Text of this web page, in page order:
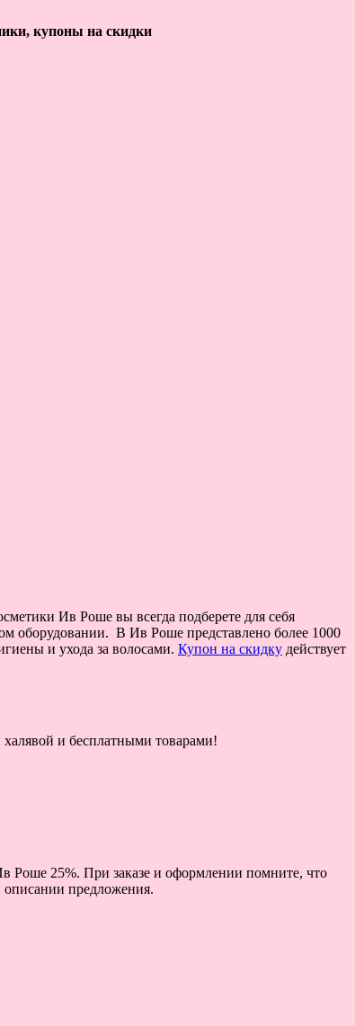
купоны на скидки
Ив Роше вы всегда подберете для себя
оборудовании. В Ив Роше представлено более 1000
и ухода за волосами. Купон на скидку действует
халявой и бесплатными товарами!
Роше 25%. При заказе и оформлении помните, что
описании предложения.